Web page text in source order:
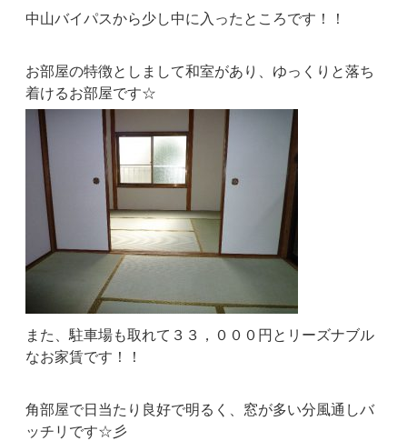
中山バイパスから少し中に入ったところです！！
お部屋の特徴としまして和室があり、ゆっくりと落ち
着けるお部屋です☆
また、駐車場も取れて３３，０００円とリーズナブル
なお家賃です！！
角部屋で日当たり良好で明るく、窓が多い分風通しバ
ッチリです☆彡